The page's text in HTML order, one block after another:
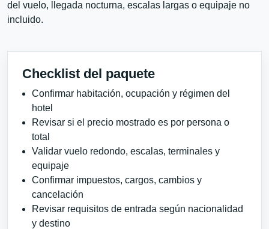
del vuelo, llegada nocturna, escalas largas o equipaje no
incluido.
Checklist del paquete
Confirmar habitación, ocupación y régimen del
hotel
Revisar si el precio mostrado es por persona o
total
Validar vuelo redondo, escalas, terminales y
equipaje
Confirmar impuestos, cargos, cambios y
cancelación
Revisar requisitos de entrada según nacionalidad
y destino